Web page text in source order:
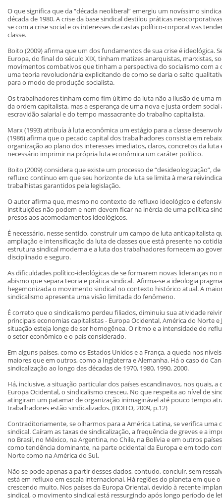
O que significa que da “década neoliberal” emergiu um novíssimo
década de 1980. A crise da base sindical destilou práticas
se com a crise social e os interesses de castas político-corporativas
classe.
Boito (2009) afirma que um dos fundamentos de sua crise é ideológica.
Europa, do final do século XIX, tinham matizes anarquistas, marxistas,
movimentos combativos que tinham a perspectiva do socialismo com a
uma teoria revolucionária explicitando de como se daria o salto
para o modo de produção socialista.
Os trabalhadores tinham como fim último da luta não a ilusão de uma
da ordem capitalista, mas a esperança de uma nova e justa ordem
escravidão salarial e do tempo massacrante do trabalho capitalista.
Marx (1993) atribuía à luta econômica um estágio para a classe
(1986) afirma que o pecado capital dos trabalhadores consistia em
organização ao plano dos interesses imediatos, claros, concretos da
necessário imprimir na própria luta econômica um caráter político.
Boito (2009) considera que existe um processo de “desideologização”,
refluxo contínuo em que seu horizonte de luta se limita à mera
trabalhistas garantidos pela legislação.
O autor afirma que, mesmo no contexto de refluxo ideológico e
instituições não podem e nem devem ficar na inércia de uma política
presos aos acomodamentos ideológicos.
É necessário, nesse sentido, construir um campo de luta anticapitalista
ampliação e intensificação da luta de classes que está presente no
estrutura sindical moderna e a luta dos trabalhadores fornecem ao
disciplinado e seguro.
As dificuldades político-ideológicas de se formarem novas lideranças
abismo que separa teoria e prática sindical. Afirma-se a ideologia
hegemonizada o movimento sindical no contexto histórico atual. A
sindicalismo apresenta uma visão limitada do fenômeno.
É correto que o sindicalismo perdeu filiados, diminuiu sua atividade
principais economias capitalistas - Europa Ocidental, América do Norte e
situação esteja longe de ser homogênea. O ritmo e a intensidade do
o setor econômico e o país considerado.
Em alguns países, como os Estados Unidos e a França, a queda nos
maiores que em outros, como a Inglaterra e Alemanha. Há o caso do
sindicalização ao longo das décadas de 1970, 1980, 1990, 2000.
Há, inclusive, a situação particular dos países escandinavos, nos quais,
Europa Ocidental, o sindicalismo cresceu. No que respeita ao nível de
atingiram um patamar de organização inimaginável até pouco tempo
trabalhadores estão sindicalizados. (BOITO, 2009, p.12)
Contraditoriamente, se olharmos para a América Latina, se verifica
sindical. Caíram as taxas de sindicalização, a frequência de greves e a
no Brasil, no México, na Argentina, no Chile, na Bolívia e em outros
como tendência dominante, na parte ocidental da Europa e em todo
Norte como na América do Sul.
Não se pode apenas a partir desses dados, contudo, concluir, sem
está em refluxo em escala internacional. Há regiões do planeta em que
crescendo muito. Nos países da Europa Oriental, devido à recente
sindical, o movimento sindical está ressurgindo após longo período de